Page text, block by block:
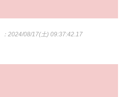
：2024/08/17(土) 09:37:42.17